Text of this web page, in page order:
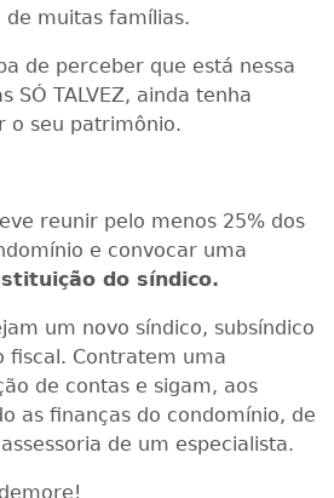
muitas famílias.
de perceber que está nessa
SÓ TALVEZ, ainda tenha
o seu patrimônio.
reunir pelo menos 25% dos
e convocar uma
do síndico.
um novo síndico, subsíndico
fiscal. Contratem uma
de contas e sigam, aos
as finanças do condomínio, de
de um especialista.